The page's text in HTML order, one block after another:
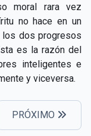
moral rara vez
no hace en un
los dos progresos
es la razón del
inteligentes e
y viceversa.
PRÓXIMO